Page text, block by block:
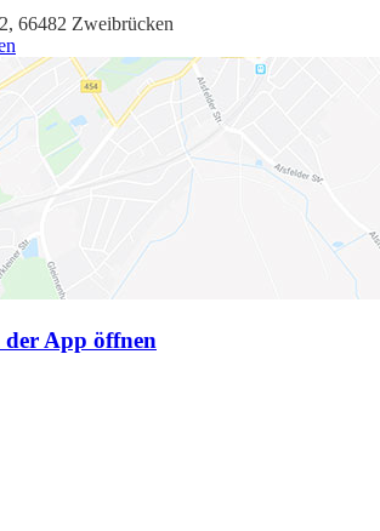
66482 Zweibrücken
der App öffnen